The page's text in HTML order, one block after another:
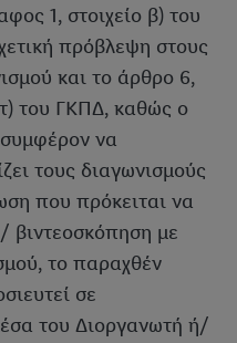
1, στοιχείο β) του
πρόβλεψη στους
και το άρθρο 6,
του ΓΚΠΔ, καθώς ο
να
τους διαγωνισμούς
που πρόκειται να
με
το παραχθέν
σε
του Διοργανωτή ή/